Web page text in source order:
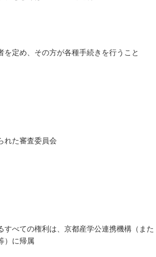
定め、その方が各種手続きを行うこと
れた審査委員会
べての権利は、京都産学公連携機構（また
）に帰属